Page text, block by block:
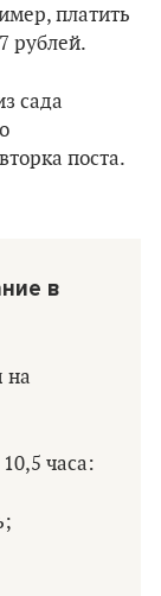
платить
рублей.
сада
поста.
в
на
часа: